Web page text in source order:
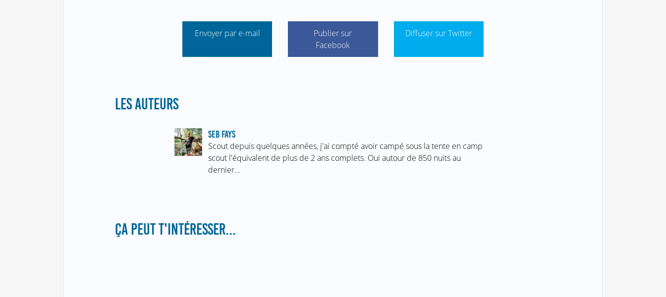
Envoyer par e-mail
Publier sur
Facebook
Diffuser sur Twitter
LES AUTEURS
SEB FAYS
Scout depuis quelques années, j'ai compté avoir campé sous la tente en camp
scout l'équivalent de plus de 2 ans complets. Oui autour de 850 nuits au
dernier…
ÇA PEUT T'INTÉRESSER...